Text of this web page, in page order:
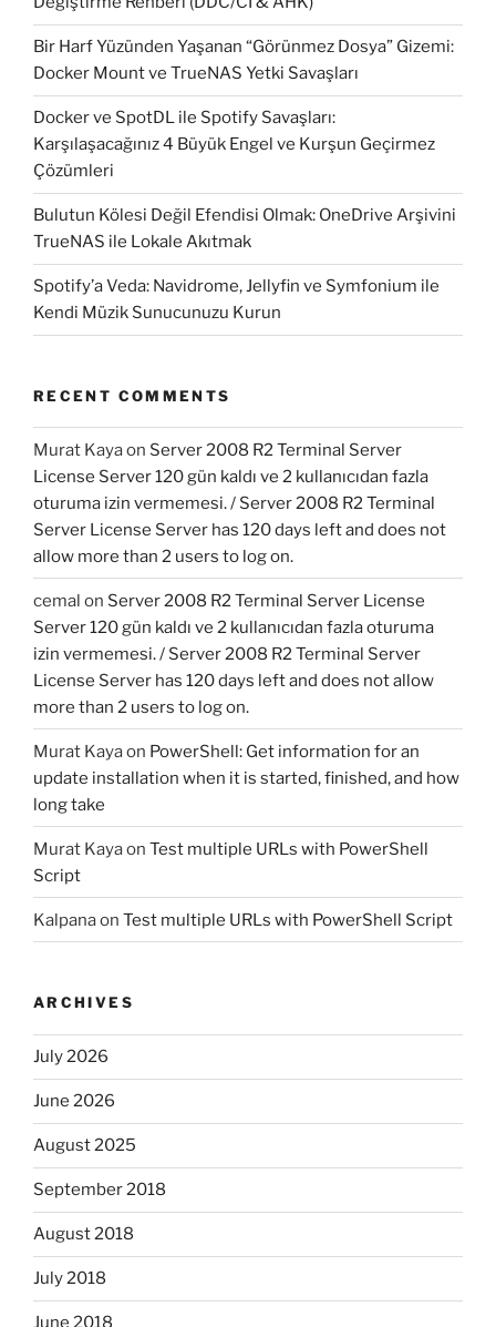
Bir Harf Yüzünden Yaşanan “Görünmez Dosya” Gizemi:
Docker Mount ve TrueNAS Yetki Savaşları
Docker ve SpotDL ile Spotify Savaşları:
Karşılaşacağınız 4 Büyük Engel ve Kurşun Geçirmez
Çözümleri
Bulutun Kölesi Değil Efendisi Olmak: OneDrive Arşivini
TrueNAS ile Lokale Akıtmak
Spotify’a Veda: Navidrome, Jellyfin ve Symfonium ile
Kendi Müzik Sunucunuzu Kurun
RECENT COMMENTS
Murat Kayaon Server 2008 R2 Terminal Server
License Server 120 gün kaldı ve 2 kullanıcıdan fazla
oturuma izin vermemesi. / Server 2008 R2 Terminal
Server License Server has 120 days left and does not
allow more than 2 users to log on.
cemal on Server 2008 R2 Terminal Server License
Server 120 gün kaldı ve 2 kullanıcıdan fazla oturuma
izin vermemesi. / Server 2008 R2 Terminal Server
License Server has 120 days left and does not allow
more than 2 users to log on.
Murat Kayaon PowerShell: Get information for an
update installation when it is started, finished, and how
long take
Murat Kayaon Test multiple URLs with PowerShell
Script
Kalpanaon Test multiple URLs with PowerShell Script
ARCHIVES
July 2026
June 2026
August 2025
September 2018
August 2018
July 2018
June 2018